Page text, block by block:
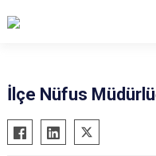
Akyazı
Ferizli
İlçe Nüfus